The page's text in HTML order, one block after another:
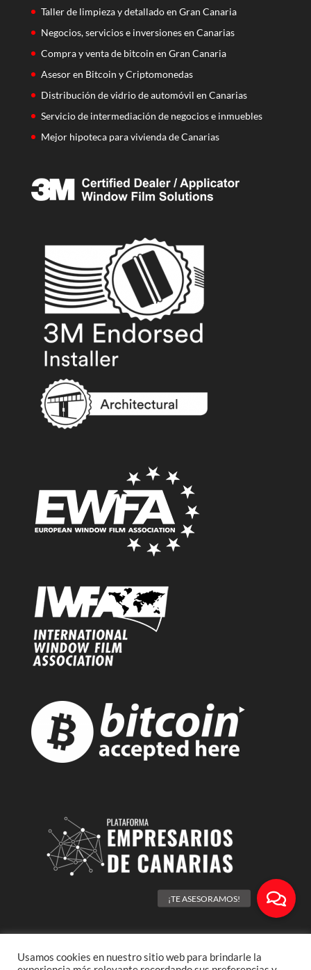
Taller de limpieza y detallado en Gran Canaria
Negocios, servicios e inversiones en Canarias
Compra y venta de bitcoin en Gran Canaria
Asesor en Bitcoin y Criptomonedas
Distribución de vidrio de automóvil en Canarias
Servicio de intermediación de negocios e inmuebles
Mejor hipoteca para vivienda de Canarias
Usamos cookies en nuestro sitio web para brindarle la